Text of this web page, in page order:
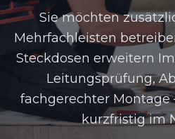
Sie möchten
Mehrfachleisten
Steckdosen erweitern
Leitungsprüfung,
fachgerechter Montage
kurzfristig im